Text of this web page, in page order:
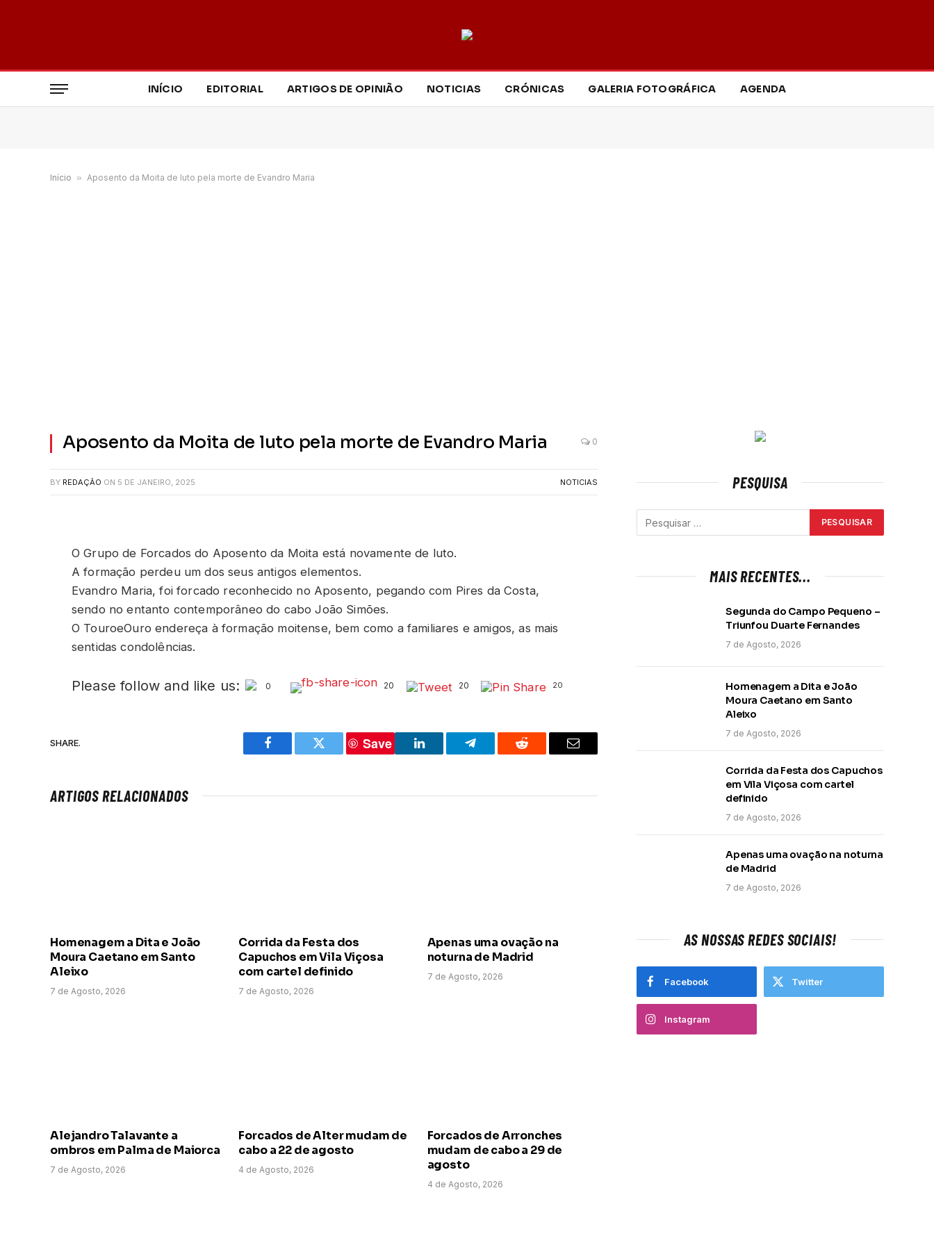
INÍCIO EDITORIAL ARTIGOS DE OPINIÃO NOTICIAS CRÓNICAS GALERIA FOTOGRÁFICA AGENDA
Início » Aposento da Moita de luto pela morte de Evandro Maria
Aposento da Moita de luto pela morte de Evandro Maria 0
BY REDAÇÃO ON 5 DE JANEIRO, 2025 NOTICIAS
O Grupo de Forcados do Aposento da Moita está novamente de luto.
A formação perdeu um dos seus antigos elementos.
Evandro Maria, foi forcado reconhecido no Aposento, pegando com Pires da Costa,
sendo no entanto contemporâneo do cabo João Simões.
O TouroeOuro endereça à formação moitense, bem como a familiares e amigos, as mais
sentidas condolências.
Please follow and like us: 0 20 20 20
SHARE.
Facebook Twitter
Save
LinkedIn Telegram Reddit Email
ARTIGOS RELACIONADOS
Homenagem a Dita e João
Moura Caetano em Santo
Aleixo
7 de Agosto, 2026
Corrida da Festa dos
Capuchos em Vila Viçosa
com cartel definido
7 de Agosto, 2026
Apenas uma ovação na
noturna de Madrid
7 de Agosto, 2026
Alejandro Talavante a
ombros em Palma de Maiorca
7 de Agosto, 2026
Forcados de Alter mudam de
cabo a 22 de agosto
4 de Agosto, 2026
Forcados de Arronches
mudam de cabo a 29 de
agosto
4 de Agosto, 2026
PESQUISA
MAIS RECENTES...
Segunda do Campo Pequeno –
Triunfou Duarte Fernandes
7 de Agosto, 2026
Homenagem a Dita e João
Moura Caetano em Santo
Aleixo
7 de Agosto, 2026
Corrida da Festa dos Capuchos
em Vila Viçosa com cartel
definido
7 de Agosto, 2026
Apenas uma ovação na noturna
de Madrid
7 de Agosto, 2026
AS NOSSAS REDES SOCIAIS!
Facebook Twitter
Instagram